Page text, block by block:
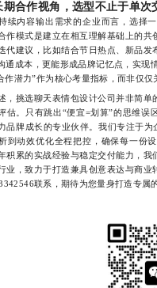
期合作视角，选型不止于单次
内容输出需求的企业而言，选择一
作模式是建立在相互理解基础上的
代建议，比如结合节日热点、新品
通成本，更能形成品牌记忆点，实现
作潜力”作为核心考量指标，而非仅仅
挑选聊天表情包设计公司并非简单
估。只有跳出“便宜=划算”的思维
品牌成长的专业伙伴。我们专注于
到动效优化全程把控，确保每一份
积累的实战经验与稳定交付能力，
业，致力于打造兼具创意表达与商
联系，期待为您量身打造专属